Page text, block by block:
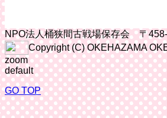
NPO法人桶狭間古戦場保存会 〒
Copyright (C) OKEHAZAMA
zoom
default
GO TOP